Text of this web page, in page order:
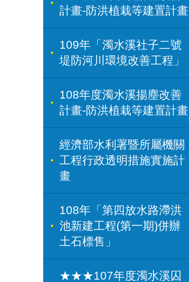
計畫-防洪植栽等建置計畫
109年「濁水溪社子二號
堤防河川環境改善工程」
108年度濁水溪揚塵改善
計畫-防洪植栽等建置計畫
經濟部水利署暨所屬機關
工程行政透明措施實施計
畫
108年「第四放水路滯洪
池新建工程(第一期)併辦
土石標售」
★★★107年度濁水溪囚